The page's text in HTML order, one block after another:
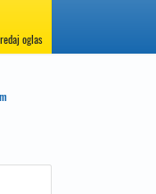
oglas